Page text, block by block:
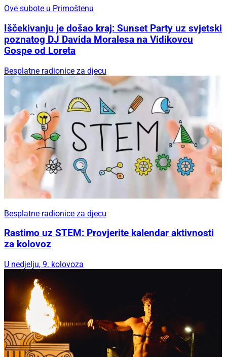
Ove subote u Primoštenu
Iščekivanju je došao kraj: Sunset Party uz svjetski
poznatog DJ Davida Moralesa na Vidikovcu
Gospe od Loreta
Besplatne radionice za djecu
Besplatne radionice za djecu
Rastimo uz STEM: Provjerite kalendar aktivnosti
za kolovoz
U nedjelju, 9. kolovoza